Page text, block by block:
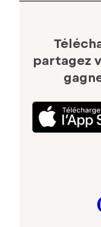
partagez